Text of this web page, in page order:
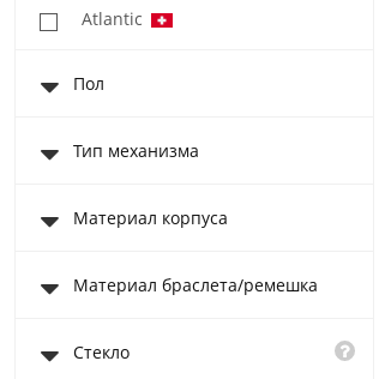
Atlantic
Casio Collection
Casio Sheen
Festina
Michael Kors
Rodania
Пол
Тип механизма
Материал корпуса
Материал браслета/ремешка
Стекло